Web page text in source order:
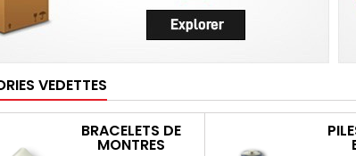
VEDETTES
BRACELETS DE
MONTRES